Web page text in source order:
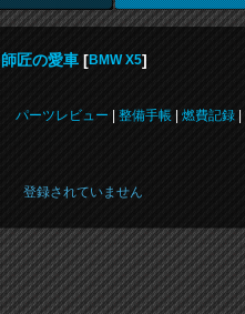
師匠の愛車 [BMW X5]
パーツレビュー
整備手帳| 燃費記録|
登録されていません